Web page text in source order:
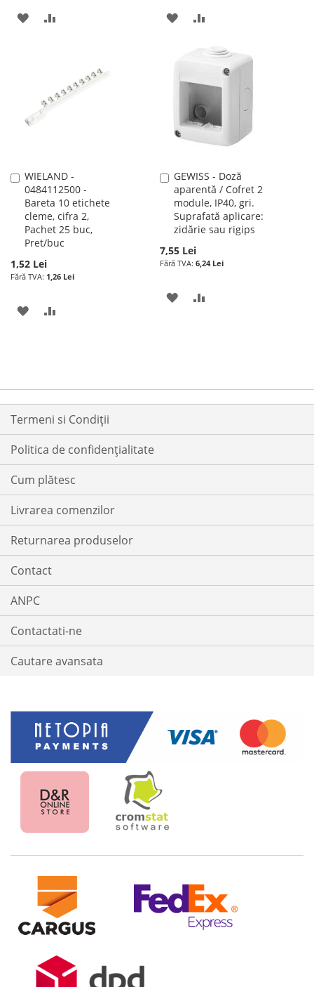
ADAUGATI
DORINTE
COMPARARE
ADAUGATI
DORINTE
COMPARARE
WIELAND -
0484112500 -
Bareta 10 etichete
cleme, cifra 2,
Pachet 25 buc,
Pret/buc
1,52 Lei
1,26 Lei
Adauga
în
cos
ADAUGATI
DORINTE
GEWISS - Doză
aparentă / Cofret 2
module, IP40, gri.
Suprafată aplicare:
zidărie sau rigips
7,55 Lei
6,24 Lei
Adauga
în
cos
ADAUGATI
DORINTE
Termeni si Condiții
Politica de confidențialitate
Cum plătesc
Livrarea comenzilor
Returnarea produselor
Contact
ANPC
Contactati-ne
Cautare avansata